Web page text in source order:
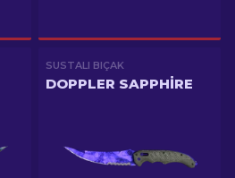
SUSTALI BIÇAK
DOPPLER SAPPHIRE